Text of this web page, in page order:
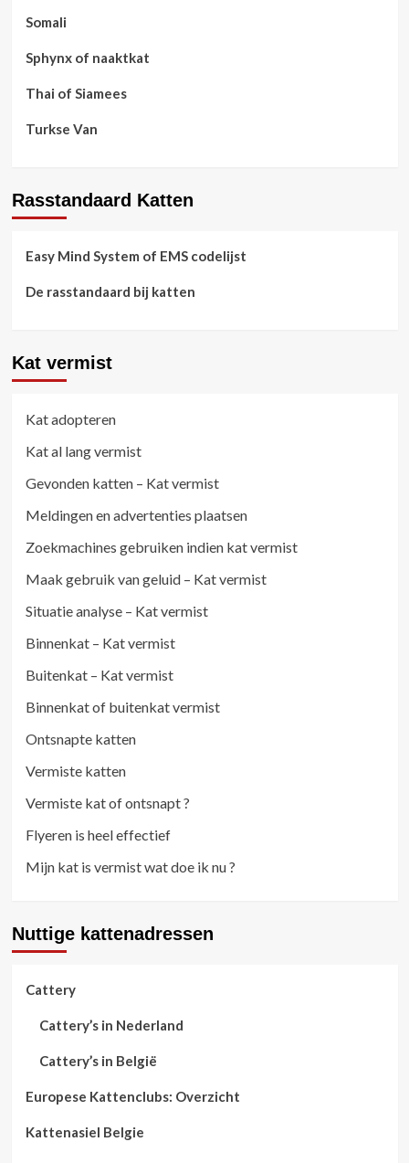
Somali
Sphynx of naaktkat
Thai of Siamees
Turkse Van
Rasstandaard Katten
Easy Mind System of EMS codelijst
De rasstandaard bij katten
Kat vermist
Kat adopteren
Kat al lang vermist
Gevonden katten – Kat vermist
Meldingen en advertenties plaatsen
Zoekmachines gebruiken indien kat vermist
Maak gebruik van geluid – Kat vermist
Situatie analyse – Kat vermist
Binnenkat – Kat vermist
Buitenkat – Kat vermist
Binnenkat of buitenkat vermist
Ontsnapte katten
Vermiste katten
Vermiste kat of ontsnapt ?
Flyeren is heel effectief
Mijn kat is vermist wat doe ik nu ?
Nuttige kattenadressen
Cattery
Cattery’s in Nederland
Cattery’s in België
Europese Kattenclubs: Overzicht
Kattenasiel Belgie